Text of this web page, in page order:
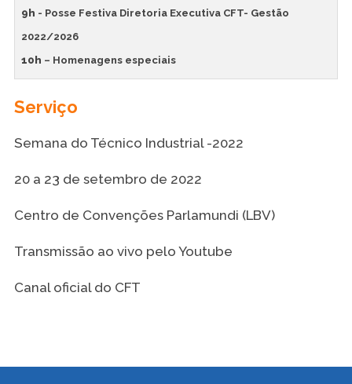
9h - Posse Festiva Diretoria Executiva CFT- Gestão
2022/2026
10h – Homenagens especiais
Serviço
Semana do Técnico Industrial -2022
20 a 23 de setembro de 2022
Centro de Convenções Parlamundi (LBV)
Transmissão ao vivo pelo Youtube
Canal oficial do CFT